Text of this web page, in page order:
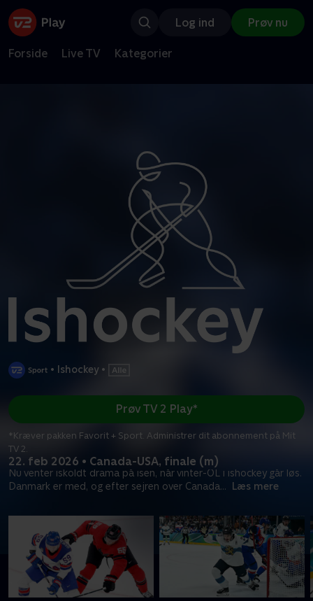
Log ind Prøv nu
Forside Live TV Kategorier
• Ishockey •
22. feb 2026 • Canada-USA, finale (m)
Nu venter iskoldt drama på isen, når vinter-OL i ishockey går løs.
Danmark er med, og efter sejren over Canada... Læs mere
Prøv TV 2 Play*
*Kræver pakken Favorit + Sport. Administrer dit abonnement på Mit
TV 2.